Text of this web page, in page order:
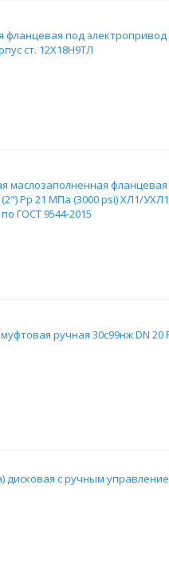
фланцевая под электропривод
ст. 12Х18Н9ТЛ
маслозаполненная фланцевая
Pр 21 МПа (3000 psi) ХЛ1/
ГОСТ 9544-2015
ручная 30с99нж DN 20
дисковая c ручным